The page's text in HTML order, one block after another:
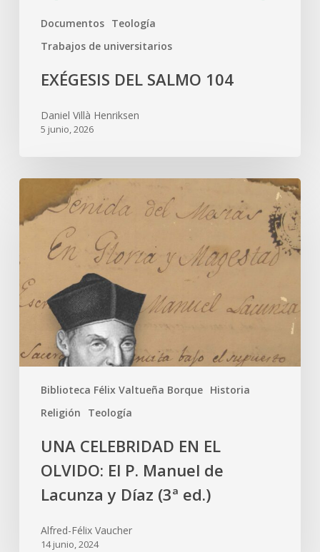
Documentos Teología
Trabajos de universitarios
EXÉGESIS DEL SALMO 104
Daniel Villà Henriksen
5 junio, 2026
Biblioteca Félix Valtueña Borque Historia
Religión
Teología
UNA CELEBRIDAD EN EL
OLVIDO: El P. Manuel de
Lacunza y Díaz (3ª ed.)
Alfred-Félix Vaucher
14 junio, 2024